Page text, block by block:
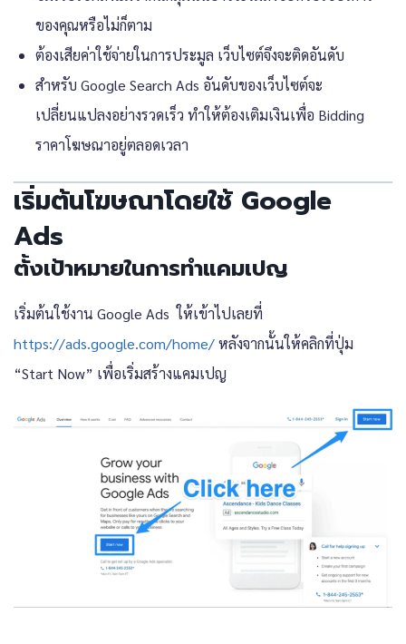
ของคุณหรือไม่ก็ตาม
ต้องเสียค่าใช้จ่ายในการประมูล เว็บไซต์จึงจะติดอันดับ
สำหรับ Google Search Ads อันดับของเว็บไซต์จะ
เปลี่ยนแปลงอย่างรวดเร็ว ทำให้ต้องเติมเงินเพื่อ Bidding
ราคาโฆษณาอยู่ตลอดเวลา
เริ่มต้นโฆษณาโดยใช้ Google
Ads
ตั้งเป้าหมายในการทำแคมเปญ
เริ่มต้นใช้งาน Google Ads ให้เข้าไปเลยที่
https://ads.google.com/home/หลังจากนั้นให้คลิกที่ปุ่ม
“Start Now” เพื่อเริ่มสร้างแคมเปญ